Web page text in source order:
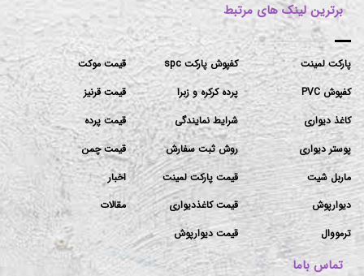
برترین لینک های مرتبط
پارکت لمینت
کفپوش PVC
کاغذ دیواری
پوستر دیواری
ماربل شیت
دیوارپوش
ترمووال
کفپوش پارکت spc
پرده کرکره و زبرا
شرایط نمایندگی
روش ثبت سفارش
قیمت پارکت لمینت
قیمت کاغذدیواری
قیمت دیوارپوش
قیمت موکت
قیمت قرنیز
قیمت پرده
قیمت چمن
اخبار
مقالات
تماس باما